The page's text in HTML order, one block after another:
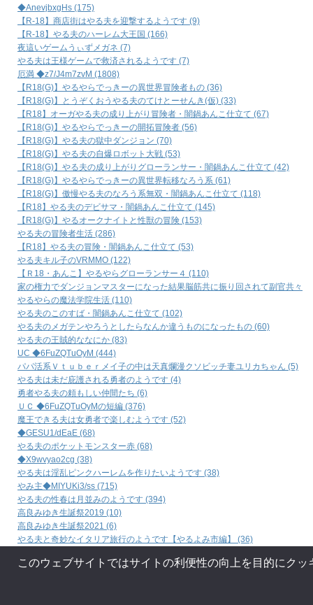
◆AnevjbxgHs (175)
【R-18】商店街はやる夫を迎撃するようです (9)
【R-18】やる夫のハーレム大王国 (166)
夜這いゲームうぃずメガネ (7)
やる夫は王様ゲームで救済されるようです (7)
厄満 ◆z7/J4m7zvM (1808)
【R18(G)】やるやらでっきーの異世界冒険者もの (36)
【R18(G)】とうぞくおうやる夫のてけとーせんき(仮) (33)
【R18】オーガやる夫の成り上がり冒険者・闇鍋あんこ仕立て (67)
【R18(G)】やるやらでっきーの開拓冒険者 (56)
【R18(G)】やる夫の獄中ダンジョン (70)
【R18(G)】やる夫の自爆ロボット大戦 (53)
【R18(G)】やる夫の成り上がりグローランサー・闇鍋あんこ仕立て (42)
【R18(G)】やるやらでっきーの異世界転移なろう系 (61)
【R18(G)】傲慢やる夫のなろう系無双・闇鍋あんこ仕立て (118)
【R18】やる夫のデビサマ・闇鍋あんこ仕立て (145)
【R18(G)】やるオークナイトと性獣の冒険 (153)
やる夫の冒険者生活 (286)
【R18】やる夫の冒険・闇鍋あんこ仕立て (53)
やる夫キル子のVRMMO (122)
【Ｒ18・あんこ】やるやらグローランサー４ (110)
家の権力でダンジョンマスターになった結果脳筋共に振り回されて副官共々
やるやらの魔法学院生活 (110)
やる夫のこのすば・闇鍋あんこ仕立て (102)
やる夫のメガテンやろうとしたらなんか違うものになったもの (60)
やる夫の王賊的ななにか (83)
UC ◆6FuZQTuOyM (444)
パパ活系Ｖｔｕｂｅｒメイ子の中は天真爛漫クソビッチ妻ユリカちゃん (5)
やる夫は未だ庇護される勇者のようです (4)
勇者やる夫の頼もしい仲間たち (6)
ＵＣ ◆6FuZQTuOyMの短編 (376)
魔王できる夫は女勇者で楽しむようです (52)
◆GESU1/dEaE (68)
やる夫のポケットモンスター赤 (68)
◆X9wvyao2cg (38)
やる夫は淫乱ピンクハーレムを作りたいようです (38)
やみ主◆MIYUKi3/ss (715)
やる夫の性春は月並みのようです (394)
高良みゆき生誕祭2019 (10)
高良みゆき生誕祭2021 (6)
やる夫と奇妙なイタリア旅行のようです【やるよみ市編】 (36)
やる夫は悪魔でも愛するようです (2)
このウェブサイトではサイトの利便性の向上を目的にク